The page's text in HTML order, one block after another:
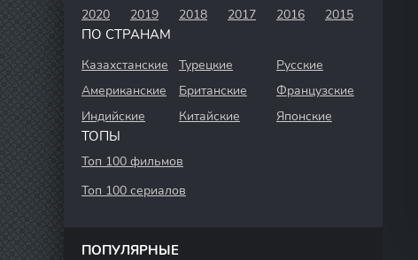
2020
2019 2018 2017 2016 2015
ПО СТРАНАМ
Казахстанские Турецкие
Русские
Американские
Британские
Французские
Индийские
Китайские Японские
ТОПЫ
Топ 100 фильмов
Топ 100 сериалов
ПОПУЛЯРНЫЕ